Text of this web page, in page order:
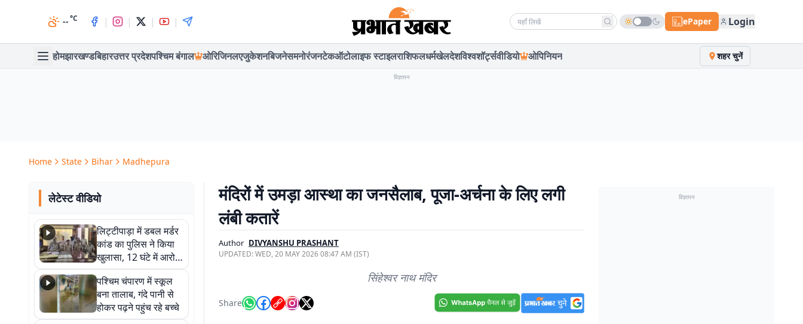
--°C | | | | Search news ePaper Login
होमझारखण्डबिहारउत्तर प्रदेशपश्चिम बंगाल ओरिजिनलएजुकेशनबिजनेसमनोरंजनटेकऑटोलाइफ स्टाइलराशिफलधर्मखेलदेशविश्वशॉर्ट्सवीडियो ओपिनियन शहर चुनें
विज्ञापन
Home State Bihar Madhepura
लेटेस्ट वीडियो
लिट्टीपाड़ा में डबल मर्डर
कांड का पुलिस ने किया
खुलासा, 12 घंटे में आरोपी
गिरफ्तार
पश्चिम चंपारण में स्कूल
बना तालाब, गंदे पानी से
होकर पढ़ने पहुंच रहे बच्चे
मंदिरों में उमड़ा आस्था का जनसैलाब, पूजा-अर्चना के लिए लगी
लंबी कतारें
Author DIVYANSHU PRASHANT
UPDATED:WED, 20 MAY 2026 08:47 AM (IST)
सिंहेश्वर नाथ मंदिर
Share
विज्ञापन